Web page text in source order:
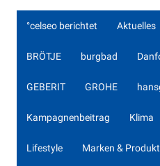
°celseo berichtet Aktuelles
BRÖTJE burgbad
GEBERIT GROHE
Kampagnenbeitrag Klima
Lifestyle Marken &